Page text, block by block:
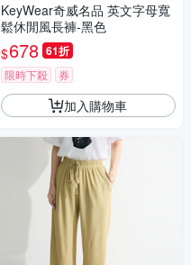
KeyWear奇威名品 英文字母寬
鬆休閒風長褲-黑色
$678 61折
限時下殺 券
加入購物車